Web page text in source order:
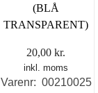
(BLÅ
TRANSPARENT)
20,00kr.
inkl. moms
Varenr: 00210025